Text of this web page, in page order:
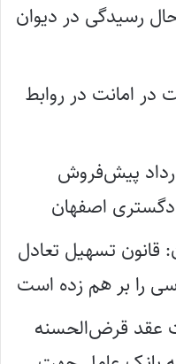
رسیدگی در دیوان
در امانت در روابط
پیش‌فروش
اصفهان
قانون تسهیل تعادل
را بر هم زده است
یکنواخت عقد قرض‌الحسنه